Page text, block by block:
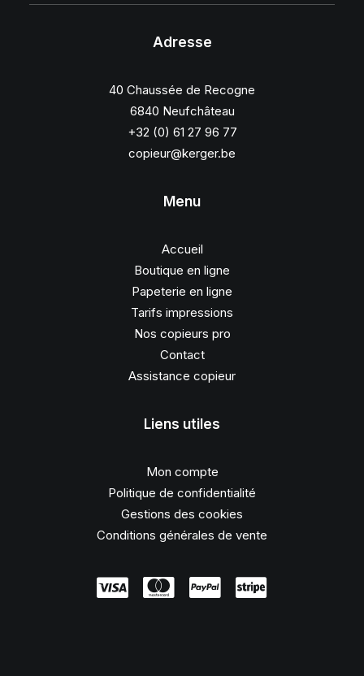
Adresse
40 Chaussée de Recogne
6840 Neufchâteau
+32 (0) 61 27 96 77
copieur@kerger.be
Menu
Accueil
Boutique en ligne
Papeterie en ligne
Tarifs impressions
Nos copieurs pro
Contact
Assistance copieur
Liens utiles
Mon compte
Politique de confidentialité
Gestions des cookies
Conditions générales de vente